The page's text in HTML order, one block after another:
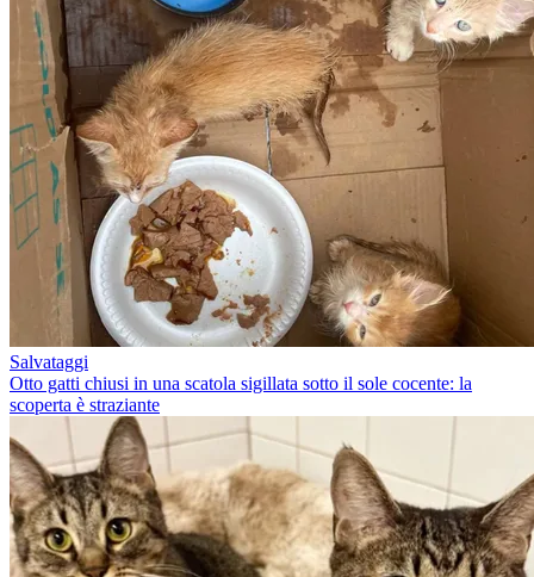
Salvataggi
Otto gatti chiusi in una scatola sigillata sotto il sole cocente: la
scoperta è straziante